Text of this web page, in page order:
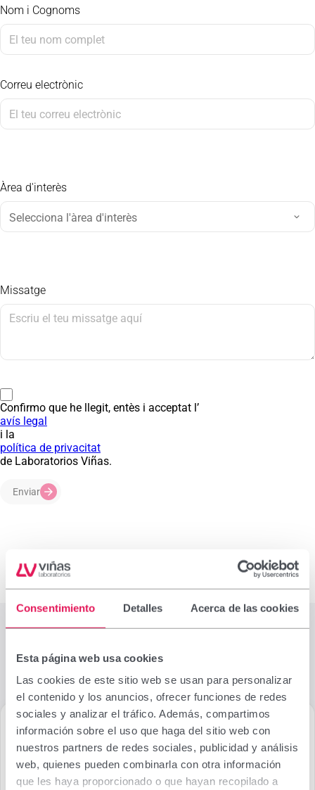
Consentimiento Detalles Acerca de las cookies
Esta página web usa cookies
Las cookies de este sitio web se usan para personalizar
el contenido y los anuncios, ofrecer funciones de redes
sociales y analizar el tráfico. Además, compartimos
información sobre el uso que haga del sitio web con
nuestros partners de redes sociales, publicidad y análisis
web, quienes pueden combinarla con otra información
que les haya proporcionado o que hayan recopilado a
Nom i Cognoms
Correu electrònic
Àrea d'interès
Missatge
Confirmo que he llegit, entès i acceptat l’
avís legal
i la
política de privacitat
de Laboratorios Viñas.
Enviar